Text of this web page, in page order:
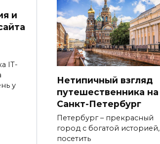
и
IT-
у
Нетипичный взгляд
путешественника на
Санкт-Петербург
Петербург – прекрасный
город с богатой историей,
посетить